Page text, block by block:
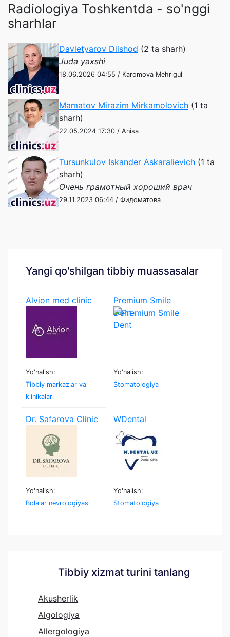
Radiologiya Toshkentda - so'nggi
sharhlar
Davletyarov Dilshod (2 ta sharh)
Juda yaxshi
18.06.2026 04:55 / Karomova Mehrigul
Mamatov Mirazim Mirkamolovich (1 ta
sharh)
22.05.2024 17:30 / Anisa
Tursunkulov Iskander Askaralievich (1 ta
sharh)
Очень грамотный хороший врач
29.11.2023 06:44 / Фидоматова
Yangi qo'shilgan tibbiy muassasalar
Alvion med clinic
Yo'nalish:
Tibbiy markazlar va
klinikalar
Premium Smile
Dent
Yo'nalish:
Stomatologiya
Dr. Safarova Clinic
Yo'nalish:
Bolalar nevrologiyasi
WDental
Yo'nalish:
Stomatologiya
Tibbiy xizmat turini tanlang
Akusherlik
Algologiya
Allergologiya